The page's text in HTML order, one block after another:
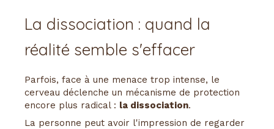
La dissociation : quand la
réalité semble s'effacer
Parfois, face à une menace trop intense, le
cerveau déclenche un mécanisme de protection
encore plus radical : la dissociation.
La personne peut avoir l'impression de regarder